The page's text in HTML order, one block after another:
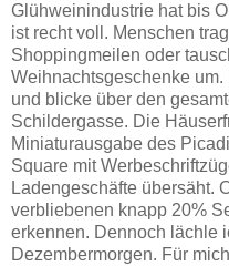
Glühweinindustrie hat bis
ist recht voll. Menschen
Shoppingmeilen oder
Weihnachtsgeschenke
und blicke über den
Schildergasse. Die
Miniaturausgabe des
Square mit
Ladengeschäfte übersäht.
verbliebenen knapp 20%
erkennen. Dennoch lächle
Dezembermorgen. Für